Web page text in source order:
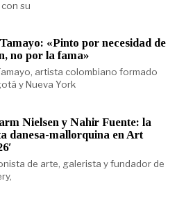
su
«Pinto por necesidad de
no por la fama»
artista colombiano formado
y Nueva York
Nielsen y Nahir Fuente: la
danesa-mallorquina en Art
de arte, galerista y fundador de